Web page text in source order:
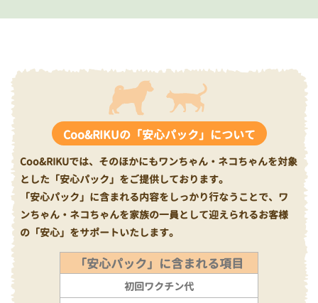
Coo&RIKUの「安心パック」について
Coo&RIKUでは、そのほかにもワンちゃん・ネコちゃんを対象
とした「安心パック」をご提供しております。
「安心パック」に含まれる内容をしっかり行なうことで、ワ
ンちゃん・ネコちゃんを家族の一員として迎えられるお客様
の「安心」をサポートいたします。
「安心パック」に含まれる項目
初回ワクチン代